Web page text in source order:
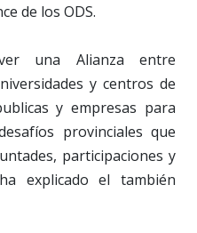
de los ODS.
una Alianza entre
y centros de
y empresas para
provinciales que
participaciones y
explicado el también